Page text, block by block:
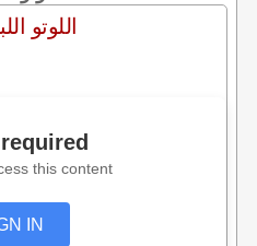
اللوتو
this content
IN